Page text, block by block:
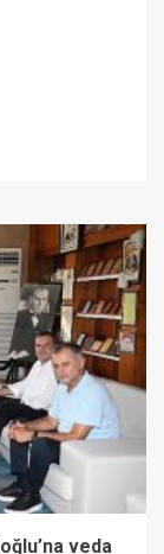
veda